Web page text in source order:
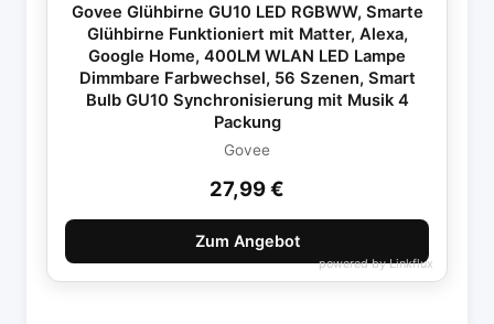
Govee Glühbirne GU10 LED RGBWW, Smarte
Glühbirne Funktioniert mit Matter, Alexa,
Google Home, 400LM WLAN LED Lampe
Dimmbare Farbwechsel, 56 Szenen, Smart
Bulb GU10 Synchronisierung mit Musik 4
Packung
Govee
27,99 €
Zum Angebot
powered byLinkflux